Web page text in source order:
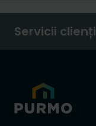
Servicii clienți